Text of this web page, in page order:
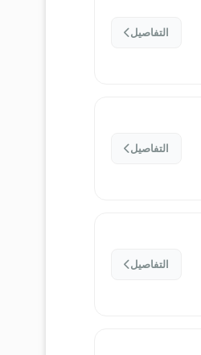
التفاصيل
التفاصيل
التفاصيل